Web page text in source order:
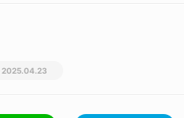
2025.04.23